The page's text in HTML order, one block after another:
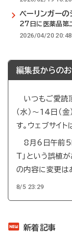
ベーリンガーの
27日に医薬品第
2026/04/20 20:48
編集長からの
いつもご愛読
（水）～14日（
す。ウェブサイト
8月6日午前5
T」という誤植
の内容に変更は
8/5 23:29
新着記事